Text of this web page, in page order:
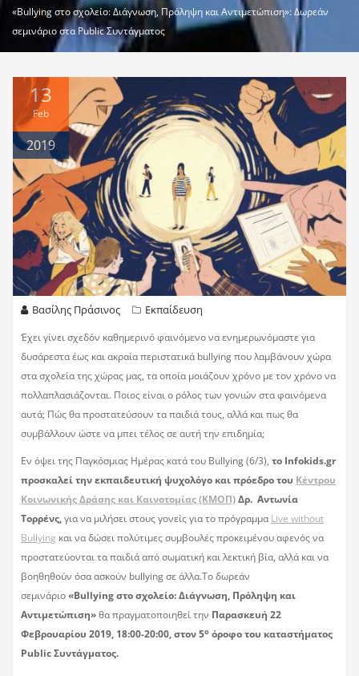
«Bullying στο σχολείο: Διάγνωση, Πρόληψη και Αντιμετώπιση»: Δωρεάν
σεμινάριο στα Public Συντάγματος
13
Feb
2019
Βασίλης Πράσινος Εκπαίδευση
Έχει γίνει σχεδόν καθημερινό φαινόμενο να ενημερωνόμαστε για
δυσάρεστα έως και ακραία περιστατικά bullying που λαμβάνουν χώρα
στα σχολεία της χώρας μας, τα οποία μοιάζουν χρόνο με τον χρόνο να
πολλαπλασιάζονται. Ποιος είναι ο ρόλος των γονιών στα φαινόμενα
αυτά; Πώς θα προστατεύσουν τα παιδιά τους, αλλά και πως θα
συμβάλλουν ώστε να μπει τέλος σε αυτή την επιδημία;
Εν όψει της Παγκόσμιας Ημέρας κατά του Bullying (6/3), το Infokids.gr
προσκαλεί την εκπαιδευτική ψυχολόγο και πρόεδρο του Κέντρου
Κοινωνικής Δράσης και Καινοτομίας (ΚΜΟΠ)Δρ. Αντωνία
Τορρένς,για να μιλήσει στους γονείς για το πρόγραμμα Live without
Bullying και να δώσει πολύτιμες συμβουλές προκειμένου αφενός να
προστατεύονται τα παιδιά από σωματική και λεκτική βία, αλλά και να
βοηθηθούν όσα ασκούν bullying σε άλλα.Το δωρεάν
σεμινάριο«Bullying στο σχολείο: Διάγνωση, Πρόληψη και
Αντιμετώπιση»θα πραγματοποιηθεί την Παρασκευή 22
Φεβρουαρίου 2019, 18:00-20:00, στον 5ο όροφο του καταστήματος
Public Συντάγματος.